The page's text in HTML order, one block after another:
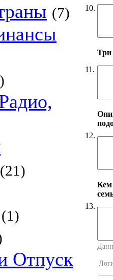
(7)
(21)
(1)
Отпуск
10.
11.
Три
12.
13.
Кем